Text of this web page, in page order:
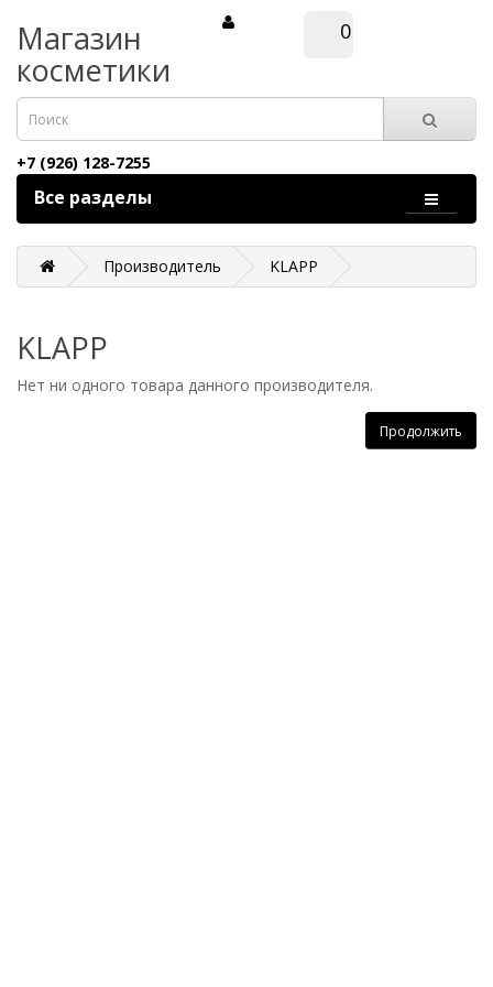
Магазин
косметики
0
+7 (926) 128-7255
Все разделы
Производитель KLAPP
KLAPP
Нет ни одного товара данного производителя.
Продолжить